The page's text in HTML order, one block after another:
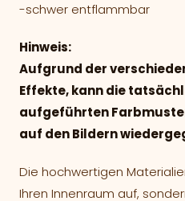
-schwer entflammbar
Hinweis:
Aufgrund der
Effekte, kann die
aufgeführten
auf den Bildern
Die hochwertigen
Ihren Innenraum auf,